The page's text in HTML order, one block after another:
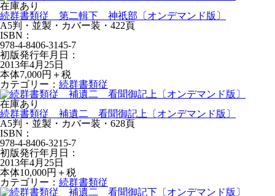
在庫あり
続群書類従 第二輯下 神祇部〔オンデマンド版〕
A5判・並製・カバー装・422頁
ISBN：
978-4-8406-3145-7
初版発行年月日：
2013年4月25日
本体7,000円＋税
カテゴリー： 続群書類従
在庫あり
続群書類従 補遺二 看聞御記上〔オンデマンド版〕
A5判・並製・カバー装・628頁
ISBN：
978-4-8406-3215-7
初版発行年月日：
2013年4月25日
本体10,000円＋税
カテゴリー： 続群書類従